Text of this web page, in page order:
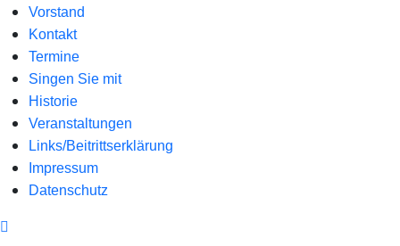
Vorstand
Kontakt
Termine
Singen Sie mit
Historie
Veranstaltungen
Links/Beitrittserklärung
Impressum
Datenschutz